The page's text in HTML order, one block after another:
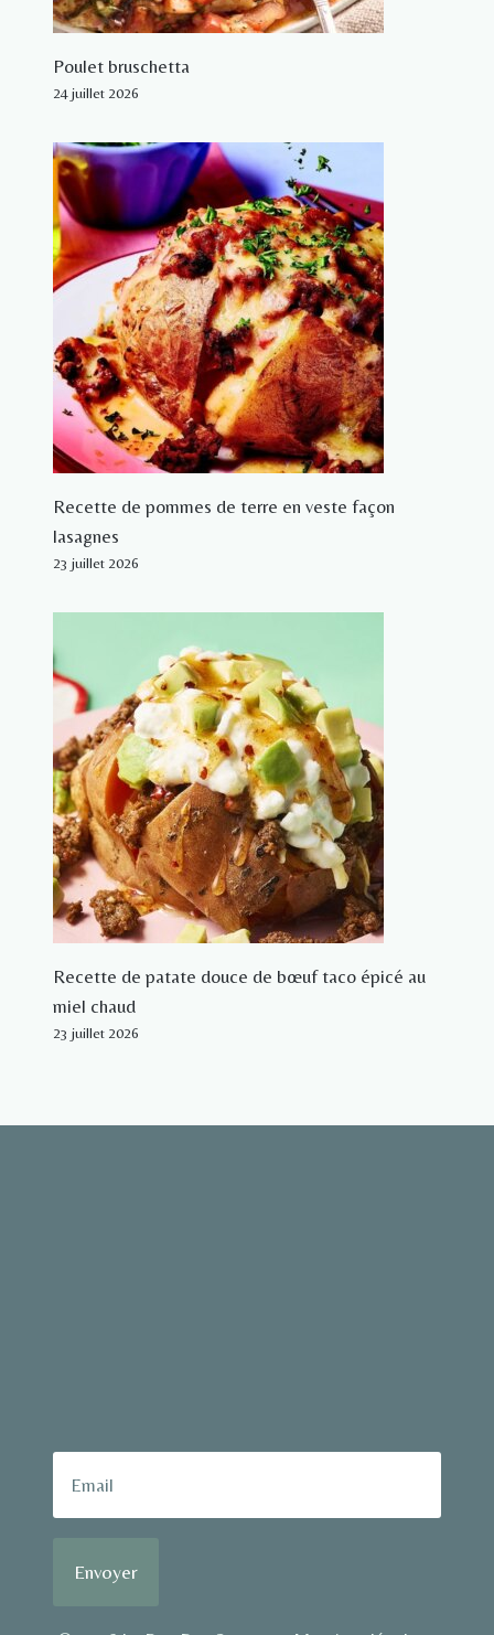
Poulet bruschetta
24 juillet 2026
Recette de pommes de terre en veste façon
lasagnes
23 juillet 2026
Recette de patate douce de bœuf taco épicé au
miel chaud
23 juillet 2026
Envoyer